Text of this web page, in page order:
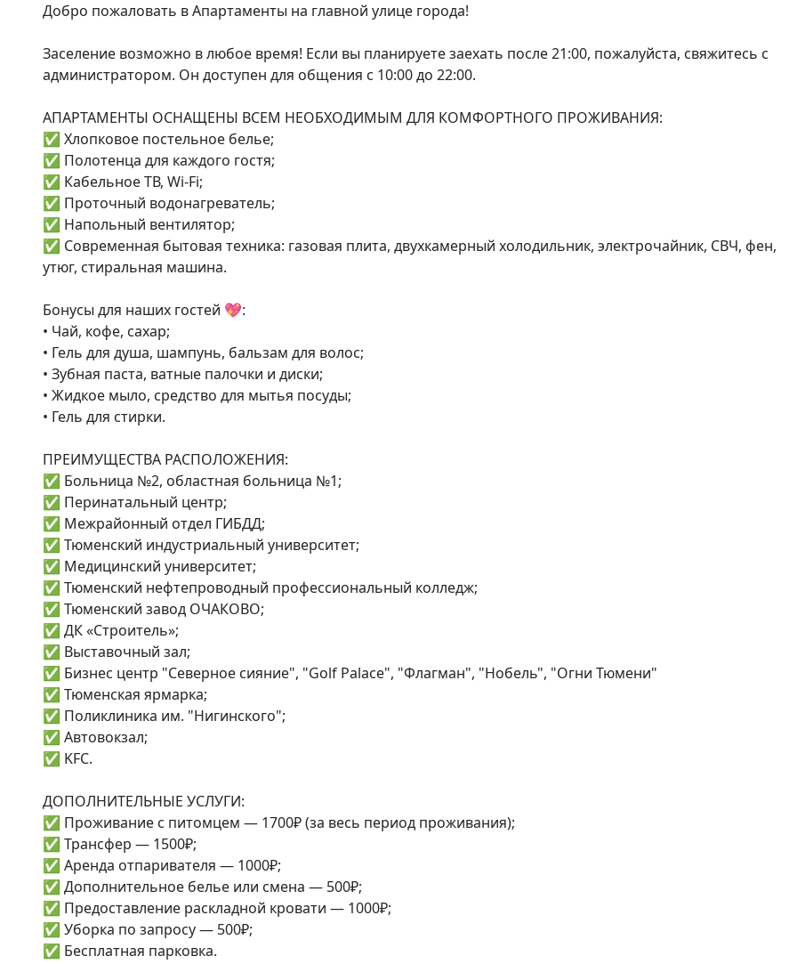
Добро пожаловать в Апартаменты на главной улице города!
Заселение возможно в любое время! Если вы планируете заехать после 21:00, пожалуйста, свяжитесь с
администратором. Он доступен для общения с 10:00 до 22:00.
АПАРТАМЕНТЫ ОСНАЩЕНЫ ВСЕМ НЕОБХОДИМЫМ ДЛЯ КОМФОРТНОГО ПРОЖИВАНИЯ:
✅ Хлопковое постельное белье;
✅ Полотенца для каждого гостя;
✅ Кабельное ТВ, Wi-Fi;
✅ Проточный водонагреватель;
✅ Напольный вентилятор;
✅ Современная бытовая техника: газовая плита, двухкамерный холодильник, электрочайник, СВЧ, фен,
утюг, стиральная машина.
Бонусы для наших гостей 💖:
• Чай, кофе, сахар;
• Гель для душа, шампунь, бальзам для волос;
• Зубная паста, ватные палочки и диски;
• Жидкое мыло, средство для мытья посуды;
• Гель для стирки.
ПРЕИМУЩЕСТВА РАСПОЛОЖЕНИЯ:
✅ Больница №2, областная больница №1;
✅ Перинатальный центр;
✅ Межрайонный отдел ГИБДД;
✅ Тюменский индустриальный университет;
✅ Медицинский университет;
✅ Тюменский нефтепроводный профессиональный колледж;
✅ Тюменский завод ОЧАКОВО;
✅ ДК «Строитель»;
✅ Выставочный зал;
✅ Бизнес центр "Северное сияние", "Golf Palace", "Флагман", "Нобель", "Огни Тюмени"
✅ Тюменская ярмарка;
✅ Поликлиника им. "Нигинского";
✅ Автовокзал;
✅ KFC.
ДОПОЛНИТЕЛЬНЫЕ УСЛУГИ:
✅ Проживание с питомцем — 1700₽ (за весь период проживания);
✅ Трансфер — 1500₽;
✅ Аренда отпаривателя — 1000₽;
✅ Дополнительное белье или смена — 500₽;
✅ Предоставление раскладной кровати — 1000₽;
✅ Уборка по запросу — 500₽;
✅ Бесплатная парковка.